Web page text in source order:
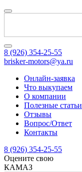
8 (926) 354-25-55
brisker-motors@ya.ru
Онлайн-заявка
Что выкупаем
О компании
Полезные статьи
Отзывы
Вопрос/Ответ
Контакты
8 (926) 354-25-55
Оцените свою
КАМАЗ